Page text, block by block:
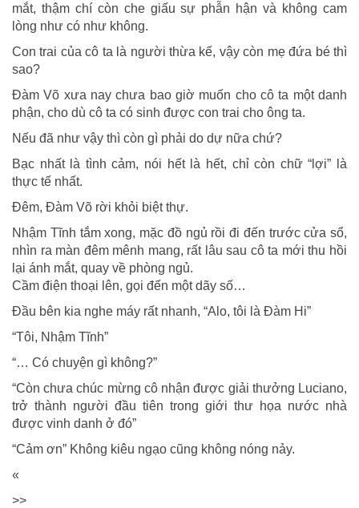
mắt, thậm chí còn che giấu sự phẫn hận và không cam
lòng như có như không.
Con trai của cô ta là người thừa kế, vậy còn mẹ đứa bé thì
sao?
Đàm Võ xưa nay chưa bao giờ muốn cho cô ta một danh
phận, cho dù cô ta có sinh được con trai cho ông ta.
Nếu đã như vậy thì còn gì phải do dự nữa chứ?
Bạc nhất là tình cảm, nói hết là hết, chỉ còn chữ “lợi” là
thực tế nhất.
Đêm, Đàm Võ rời khỏi biệt thự.
Nhậm Tĩnh tắm xong, mặc đồ ngủ rồi đi đến trước cửa sổ,
nhìn ra màn đêm mênh mang, rất lâu sau cô ta mới thu hồi
lại ánh mắt, quay về phòng ngủ.
Cầm điện thoại lên, gọi đến một dãy số…
Đầu bên kia nghe máy rất nhanh, “Alo, tôi là Đàm Hi”
“Tôi, Nhậm Tĩnh”
“… Có chuyện gì không?”
“Còn chưa chúc mừng cô nhận được giải thưởng Luciano,
trở thành người đầu tiên trong giới thư họa nước nhà
được vinh danh ở đó”
“Cảm ơn” Không kiêu ngạo cũng không nóng nảy.
«
>>